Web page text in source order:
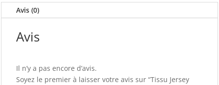
Avis (0)
Avis
Il n’y a pas encore d’avis.
Soyez le premier à laisser votre avis sur “Tissu Jersey